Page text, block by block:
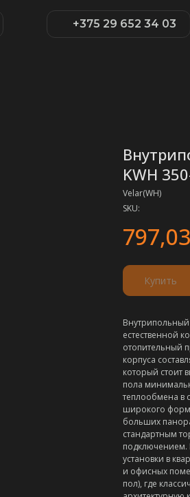
+375 29 652 34 03
KWH
Velar(WH)
SKU:
797,03
Купить
естественной
отопительный
корпуса
который стоит
пола
теплообмена в
широкого
больших
стандартным
подключением.
установки в
и офисных
пол), где